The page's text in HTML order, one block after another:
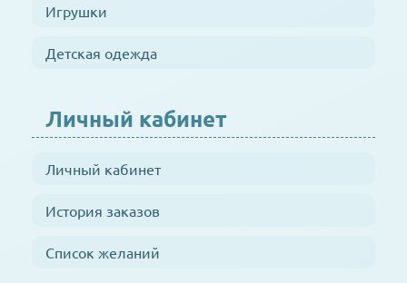
Игрушки
Детская одежда
Личный кабинет
Личный кабинет
История заказов
Список желаний